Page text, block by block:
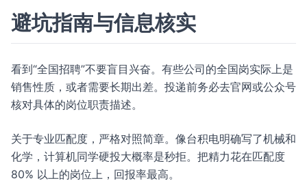
避坑指南与信息核实
看到“全国招聘”不要盲目兴奋。有些公司的全国岗实际上是
销售性质，或者需要长期出差。投递前务必去官网或公众号
核对具体的岗位职责描述。
关于专业匹配度，严格对照简章。像台积电明确写了机械和
化学，计算机同学硬投大概率是秒拒。把精力花在匹配度
80% 以上的岗位上，回报率最高。